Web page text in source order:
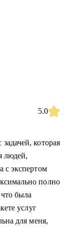
5.0
которая
людей,
с экспертом
полно
была
услуг
для меня,